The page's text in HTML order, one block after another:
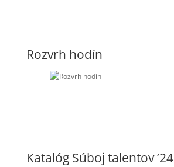
Rozvrh hodín
Katalóg Súboj talentov ’24